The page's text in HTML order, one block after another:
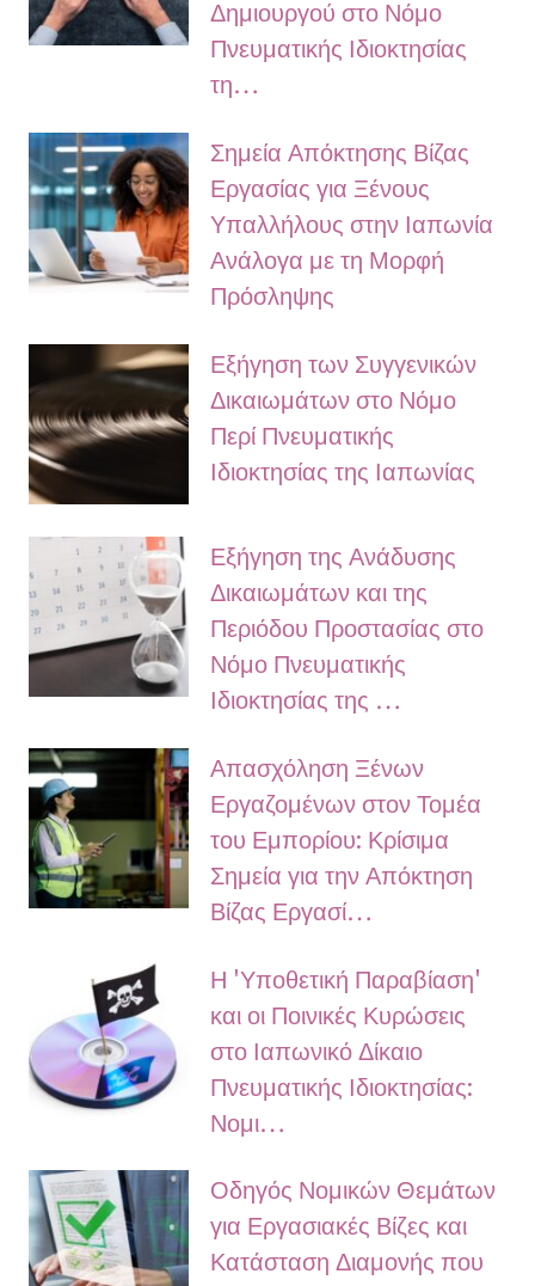
Δημιουργού στο Νόμο
Πνευματικής Ιδιοκτησίας
τη…
Σημεία Απόκτησης Βίζας
Εργασίας για Ξένους
Υπαλλήλους στην Ιαπωνία
Ανάλογα με τη Μορφή
Πρόσληψης
Εξήγηση των Συγγενικών
Δικαιωμάτων στο Νόμο
Περί Πνευματικής
Ιδιοκτησίας της Ιαπωνίας
Εξήγηση της Ανάδυσης
Δικαιωμάτων και της
Περιόδου Προστασίας στο
Νόμο Πνευματικής
Ιδιοκτησίας της …
Απασχόληση Ξένων
Εργαζομένων στον Τομέα
του Εμπορίου: Κρίσιμα
Σημεία για την Απόκτηση
Βίζας Εργασί…
Η 'Υποθετική Παραβίαση'
και οι Ποινικές Κυρώσεις
στο Ιαπωνικό Δίκαιο
Πνευματικής Ιδιοκτησίας:
Νομι…
Οδηγός Νομικών Θεμάτων
για Εργασιακές Βίζες και
Κατάσταση Διαμονής που